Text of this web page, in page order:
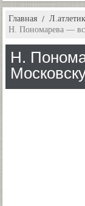
Главная
Н. Пономарева —
Н.